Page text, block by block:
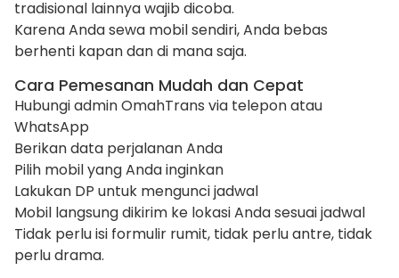
tradisional lainnya wajib dicoba.
Karena Anda sewa mobil sendiri, Anda bebas
berhenti kapan dan di mana saja.
Cara Pemesanan Mudah dan Cepat
Hubungi admin OmahTrans via telepon atau
WhatsApp
Berikan data perjalanan Anda
Pilih mobil yang Anda inginkan
Lakukan DP untuk mengunci jadwal
Mobil langsung dikirim ke lokasi Anda sesuai jadwal
Tidak perlu isi formulir rumit, tidak perlu antre, tidak
perlu drama.